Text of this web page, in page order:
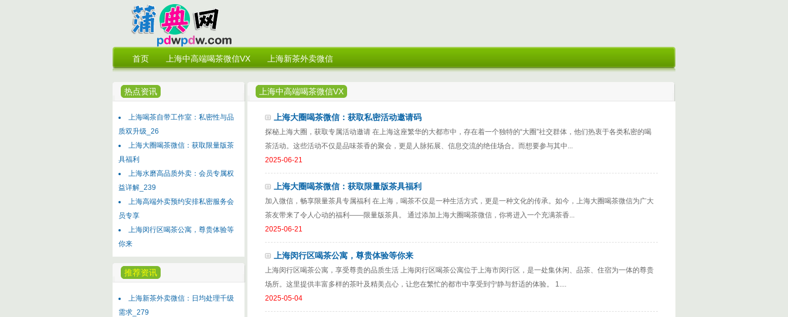
首页 上海中高端喝茶微信VX 上海新茶外卖微信
热点资讯
上海喝茶自带工作室：私密性与品
质双升级_26
上海大圈喝茶微信：获取限量版茶
具福利
上海水磨高品质外卖：会员专属权
益详解_239
上海高端外卖预约安排私密服务会
员专享
上海闵行区喝茶公寓，尊贵体验等
你来
推荐资讯
上海新茶外卖微信：日均处理千级
需求_279
上海中高端喝茶微信VX
上海大圈喝茶微信：获取私密活动邀请码
探秘上海大圈，获取专属活动邀请 在上海这座繁华的大都市中，存在着一个独特的“大圈”社交群体，他们热衷于各类私密的喝
茶活动。这些活动不仅是品味茶香的聚会，更是人脉拓展、信息交流的绝佳场合。而想要参与其中...
2025-06-21
上海大圈喝茶微信：获取限量版茶具福利
加入微信，畅享限量茶具专属福利 在上海，喝茶不仅是一种生活方式，更是一种文化的传承。如今，上海大圈喝茶微信为广大
茶友带来了令人心动的福利——限量版茶具。 通过添加上海大圈喝茶微信，你将进入一个充满茶香...
2025-06-21
上海闵行区喝茶公寓，尊贵体验等你来
上海闵行区喝茶公寓，享受尊贵的品质生活 上海闵行区喝茶公寓位于上海市闵行区，是一处集休闲、品茶、住宿为一体的尊贵
场所。这里提供丰富多样的茶叶及精美点心，让您在繁忙的都市中享受到宁静与舒适的体验。 1....
2025-05-04